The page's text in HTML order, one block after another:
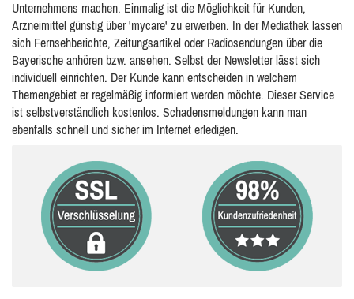
Unternehmens machen. Einmalig ist die Möglichkeit für Kunden,
Arzneimittel günstig über 'mycare' zu erwerben. In der Mediathek lassen
sich Fernsehberichte, Zeitungsartikel oder Radiosendungen über die
Bayerische anhören bzw. ansehen. Selbst der Newsletter lässt sich
individuell einrichten. Der Kunde kann entscheiden in welchem
Themengebiet er regelmäßig informiert werden möchte. Dieser Service
ist selbstverständlich kostenlos. Schadensmeldungen kann man
ebenfalls schnell und sicher im Internet erledigen.